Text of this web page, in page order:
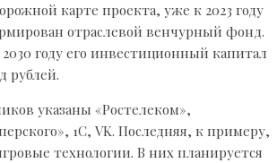
карте проекта, уже к 2023 году
отраслевой венчурный фонд.
году его инвестиционный капитал
рублей.
указаны «Ростелеком»,
1С, VK. Последняя, к примеру,
технологии. В них планируется